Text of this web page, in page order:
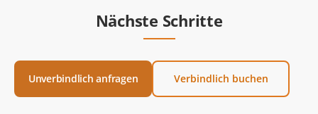
Nächste Schritte
Unverbindlich anfragen Verbindlich buchen